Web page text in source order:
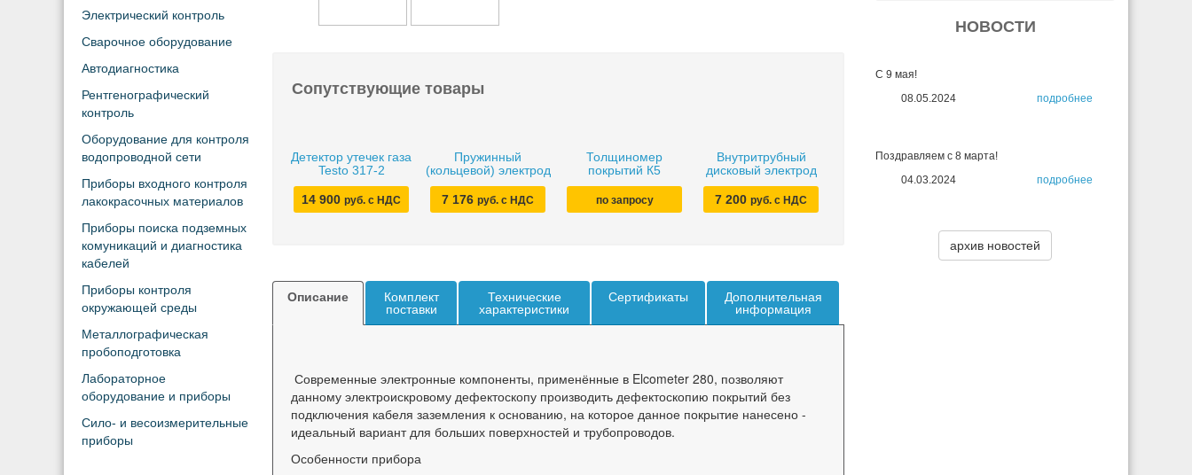
Электрический контроль
Сварочное оборудование
Автодиагностика
Рентгенографический
контроль
Оборудование для контроля
водопроводной сети
Приборы входного контроля
лакокрасочных материалов
Приборы поиска подземных
комуникаций и диагностика
кабелей
Приборы контроля
окружающей среды
Металлографическая
пробоподготовка
Лабораторное
оборудование и приборы
Сило- и весоизмерительные
приборы
Сопутствующие товары
Детектор утечек газа
Testo 317-2
14 900 руб. с НДС
Пружинный
(кольцевой) электрод
7 176 руб. с НДС
Толщиномер
покрытий К5
по запросу
Внутритрубный
дисковый электрод
7 200 руб. с НДС
Описание
Комплект
поставки
Технические
характеристики
Сертификаты
Дополнительная
информация
Современные электронные компоненты, применённые в Elcometer 280, позволяют
данному электроискровому дефектоскопу производить дефектоскопию покрытий без
подключения кабеля заземления к основанию, на которое данное покрытие нанесено -
идеальный вариант для больших поверхностей и трубопроводов.
Особенности прибора
НОВОСТИ
С 9 мая!
08.05.2024
подробнее
Поздравляем с 8 марта!
04.03.2024
подробнее
архив новостей